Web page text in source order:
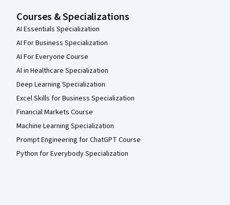
Courses & Specializations
AI Essentials Specialization
AI For Business Specialization
AI For Everyone Course
AI in Healthcare Specialization
Deep Learning Specialization
Excel Skills for Business Specialization
Financial Markets Course
Machine Learning Specialization
Prompt Engineering for ChatGPT Course
Python for Everybody Specialization